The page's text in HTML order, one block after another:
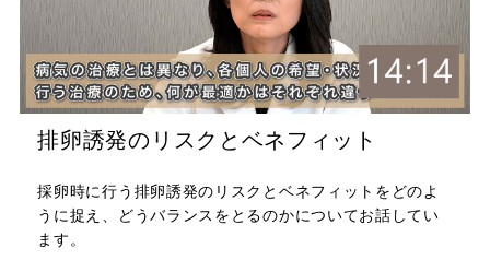
排卵誘発のリスクとベネフィット
採卵時に行う排卵誘発のリスクとベネフィットをどのよ
うに捉え、どうバランスをとるのかについてお話してい
ます。